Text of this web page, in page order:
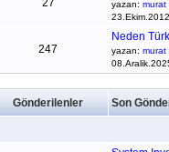
27 yazan: murat
247
Neden
yazan: murat
Gönderilenler Son